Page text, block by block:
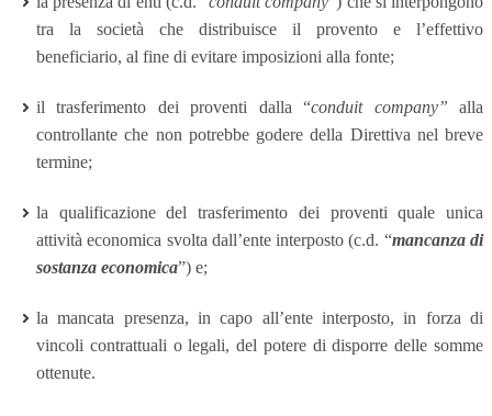
tra la società che distribuisce il provento e l’effettivo
beneficiario, al fine di evitare imposizioni alla fonte;
il trasferimento dei proventi dalla “conduit company” alla
controllante che non potrebbe godere della Direttiva nel breve
termine;
la qualificazione del trasferimento dei proventi quale unica
attività economica svolta dall’ente interposto (c.d. “mancanza di
sostanza economica”) e;
la mancata presenza, in capo all’ente interposto, in forza di
vincoli contrattuali o legali, del potere di disporre delle somme
ottenute.